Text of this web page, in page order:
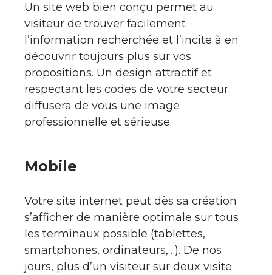
Un site web bien conçu permet au
visiteur de trouver facilement
l’information recherchée et l’incite à en
découvrir toujours plus sur vos
propositions. Un design attractif et
respectant les codes de votre secteur
diffusera de vous une image
professionnelle et sérieuse.
Mobile
Votre site internet peut dès sa création
s’afficher de manière optimale sur tous
les terminaux possible (tablettes,
smartphones, ordinateurs,…). De nos
jours, plus d’un visiteur sur deux visite